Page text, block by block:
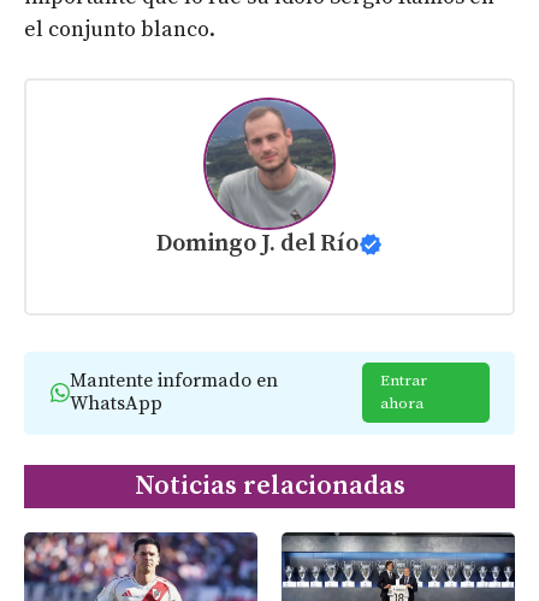
el conjunto blanco.
Domingo J. del Río
Mantente informado en
WhatsApp
Entrar
ahora
Noticias relacionadas